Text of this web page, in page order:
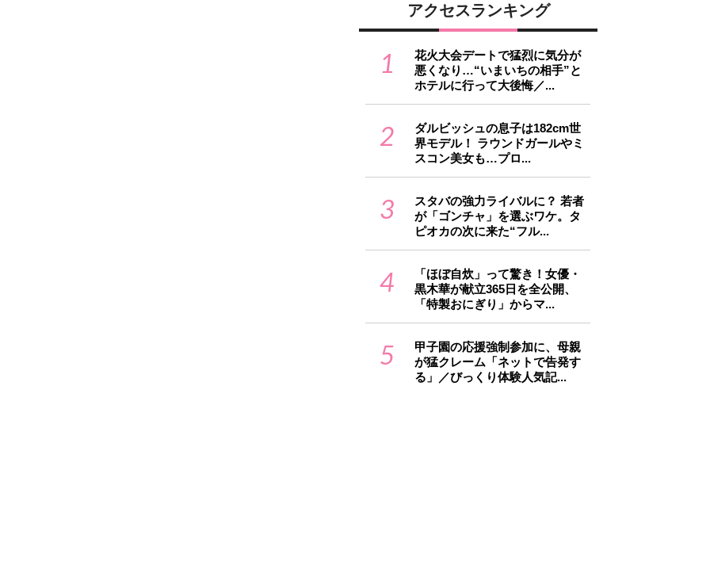
アクセスランキング
1
花火大会デートで猛烈に気分が
悪くなり…“いまいちの相手”と
ホテルに行って大後悔／...
2
ダルビッシュの息子は182cm世
界モデル！ ラウンドガールやミ
スコン美女も…プロ...
3
スタバの強力ライバルに？ 若者
が「ゴンチャ」を選ぶワケ。タ
ピオカの次に来た“フル...
4
「ほぼ自炊」って驚き！女優・
黒木華が献立365日を全公開、
「特製おにぎり」からマ...
5
甲子園の応援強制参加に、母親
が猛クレーム「ネットで告発す
る」／びっくり体験人気記...